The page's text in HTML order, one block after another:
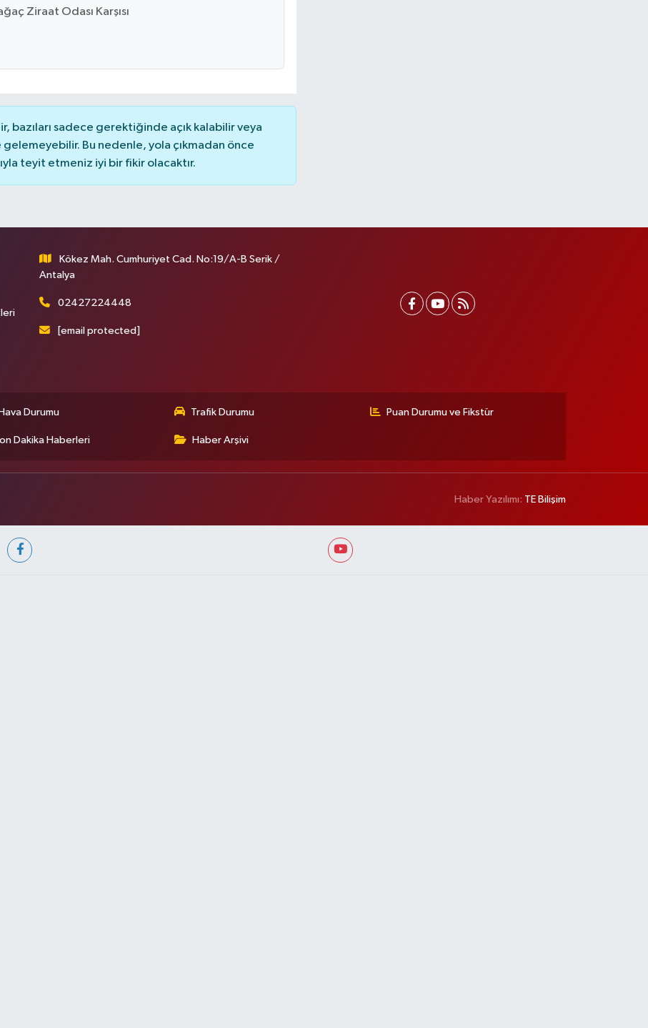
Ziraat Odası Karşısı
bazıları sadece gerektiğinde açık kalabilir veya
Bu nedenle, yola çıkmadan önce
teyit etmeniz iyi bir fikir olacaktır.
Kökez Mah. Cumhuriyet Cad. No:19/A-B Serik /
Antalya
02427224448
[email protected]
Hava Durumu Trafik Durumu Puan Durumu ve Fikstür
Dakika Haberleri Haber Arşivi
Haber Yazılımı: TE Bilişim